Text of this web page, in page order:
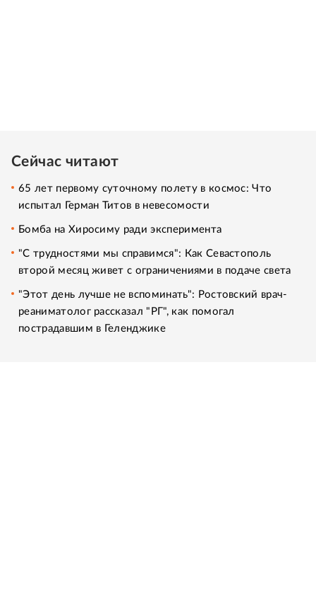
Сейчас читают
65 лет первому суточному полету в космос: Что
испытал Герман Титов в невесомости
Бомба на Хиросиму ради эксперимента
"С трудностями мы справимся": Как Севастополь
второй месяц живет с ограничениями в подаче света
"Этот день лучше не вспоминать": Ростовский врач-
реаниматолог рассказал "РГ", как помогал
пострадавшим в Геленджике